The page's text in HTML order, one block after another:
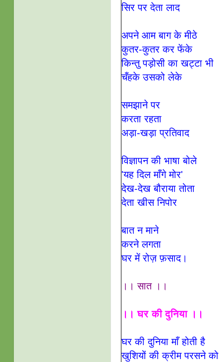
सिर पर देता लाद
अपने आम बाग के मीठे
कुतर-कुतर कर फेंके
किन्तु पड़ोसी का खट्टा भी
चँहके उसको लेके
समझाने पर
करता रहता
अड़ा-खड़ा प्रतिवाद
विज्ञापन की भाषा बोले
'यह दिल माँगे मोर'
देख-देख बौराया तोता
देता खीस निपोर
बात न माने
करने लगता
घर में रोज़ फ़साद।
।। सात ।।
।। घर की दुनिया ।।
घर की दुनिया माँ होती है
खुशियों की क्रीम परसने को